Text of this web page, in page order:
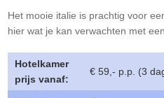
Het mooie italie is prachtig voor
hier wat je kan verwachten met
Hotelkamer
prijs vanaf:
€ 59,- p.p. (3